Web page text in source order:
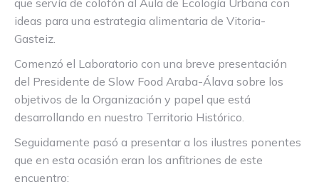
que servía de colofón al Aula de Ecología Urbana con
ideas para una estrategia alimentaria de Vitoria-
Gasteiz.
Comenzó el Laboratorio con una breve presentación
del Presidente de Slow Food Araba-Álava sobre los
objetivos de la Organización y papel que está
desarrollando en nuestro Territorio Histórico.
Seguidamente pasó a presentar a los ilustres ponentes
que en esta ocasión eran los anfitriones de este
encuentro: